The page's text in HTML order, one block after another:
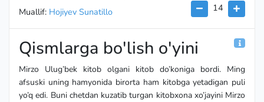
14
Muallif: Hojiyev Sunatillo
Qismlarga bo'lish o'yini
Mirzo Ulug’bek kitob olgani kitob do’koniga bordi. Ming
afsuski uning hamyonida birorta ham kitobga yetadigan puli
yo’q edi. Buni chetdan kuzatib turgan kitobxona xo’jayini Mirzo